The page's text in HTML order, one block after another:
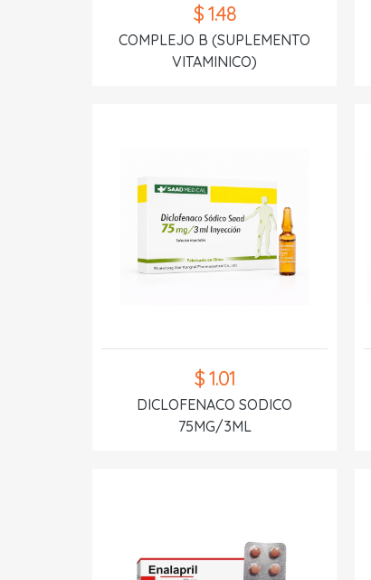
$ 1.48
COMPLEJO B (SUPLEMENTO
VITAMINICO)
$ 1.01
DICLOFENACO SODICO
75MG/3ML